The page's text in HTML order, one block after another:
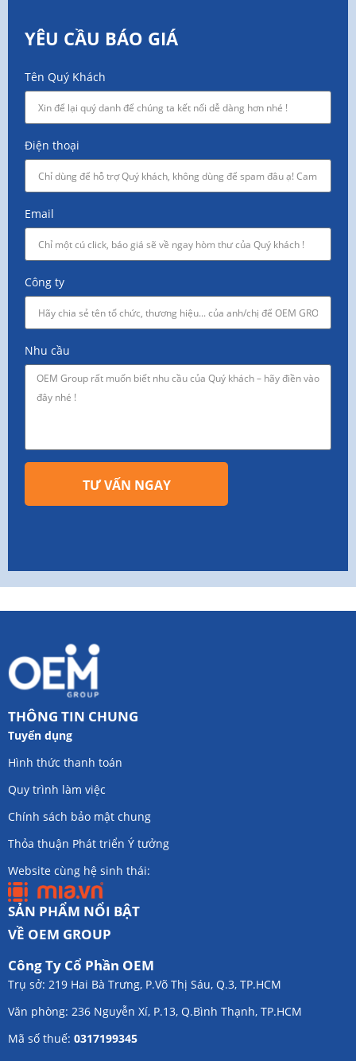
YÊU CẦU BÁO GIÁ
Tên Quý Khách
Điện thoại
Email
Công ty
Nhu cầu
TƯ VẤN NGAY
THÔNG TIN CHUNG
Tuyển dụng
Hình thức thanh toán
Quy trình làm việc
Chính sách bảo mật chung
Thỏa thuận Phát triển Ý tưởng
Website cùng hệ sinh thái:
SẢN PHẨM NỔI BẬT
VỀ OEM GROUP
Công Ty Cổ Phần OEM
Trụ sở: 219 Hai Bà Trưng, P.Võ Thị Sáu, Q.3, TP.HCM
Văn phòng: 236 Nguyễn Xí, P.13, Q.Bình Thạnh, TP.HCM
Mã số thuế: 0317199345